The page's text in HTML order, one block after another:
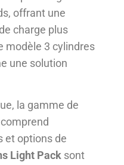
offrant une
charge plus
modèle 3 cylindres
une solution
la gamme de
et options de
Light Pack sont